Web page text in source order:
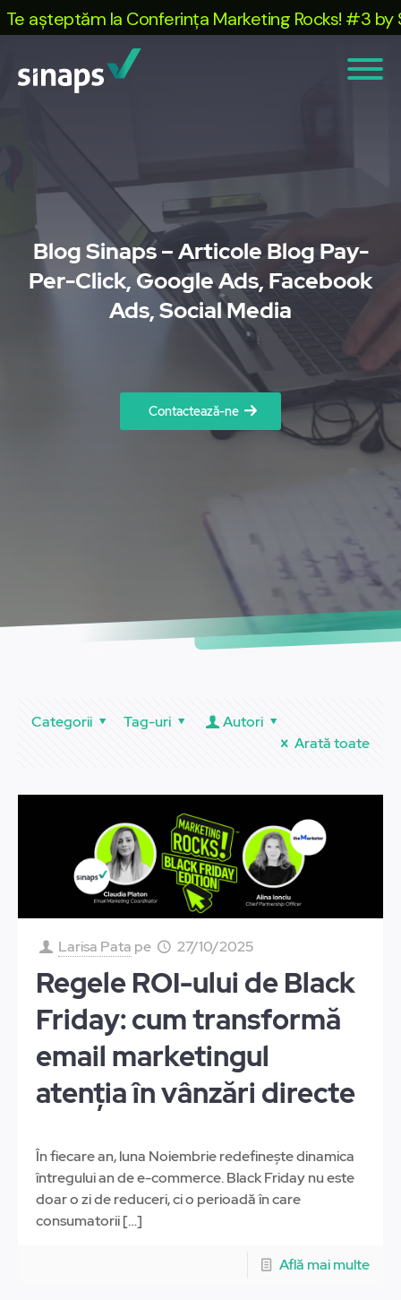
așteptăm la Conferința Marketing Rocks! #3 by
Blog Sinaps – Articole Blog Pay-
Per-Click, Google Ads, Facebook
Ads, Social Media
Contactează-ne
Categorii Tag-uri
Autori
Arată toate
Larisa Pata pe 27/10/2025
Regele ROI-ului de Black
Friday: cum transformă
email marketingul
atenția în vânzări directe
În fiecare an, luna Noiembrie redefinește dinamica
întregului an de e-commerce. Black Friday nu este
doar o zi de reduceri, ci o perioadă în care
consumatorii[…]
Află mai multe